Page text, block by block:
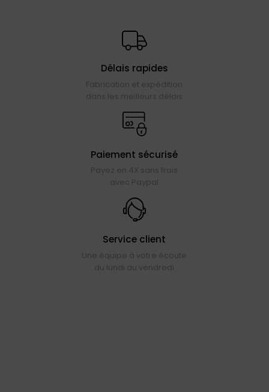
Délais rapides
Fabrication et expédition
dans les meilleurs délais
Paiement sécurisé
Payez en 4X sans frais
avec Paypal
Service client
Une équipe à votre écoute
du lundi au vendredi